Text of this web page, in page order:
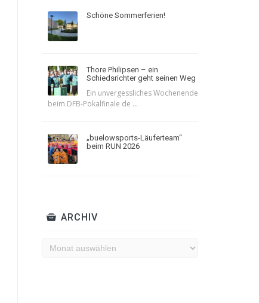
Schöne Sommerferien!
Thore Philipsen – ein
Schiedsrichter geht seinen Weg
Ein unvergessliches Wochenende
beim DFB-Pokalfinale de ...
„buelowsports-Läuferteam“
beim RUN 2026
ARCHIV
Archiv